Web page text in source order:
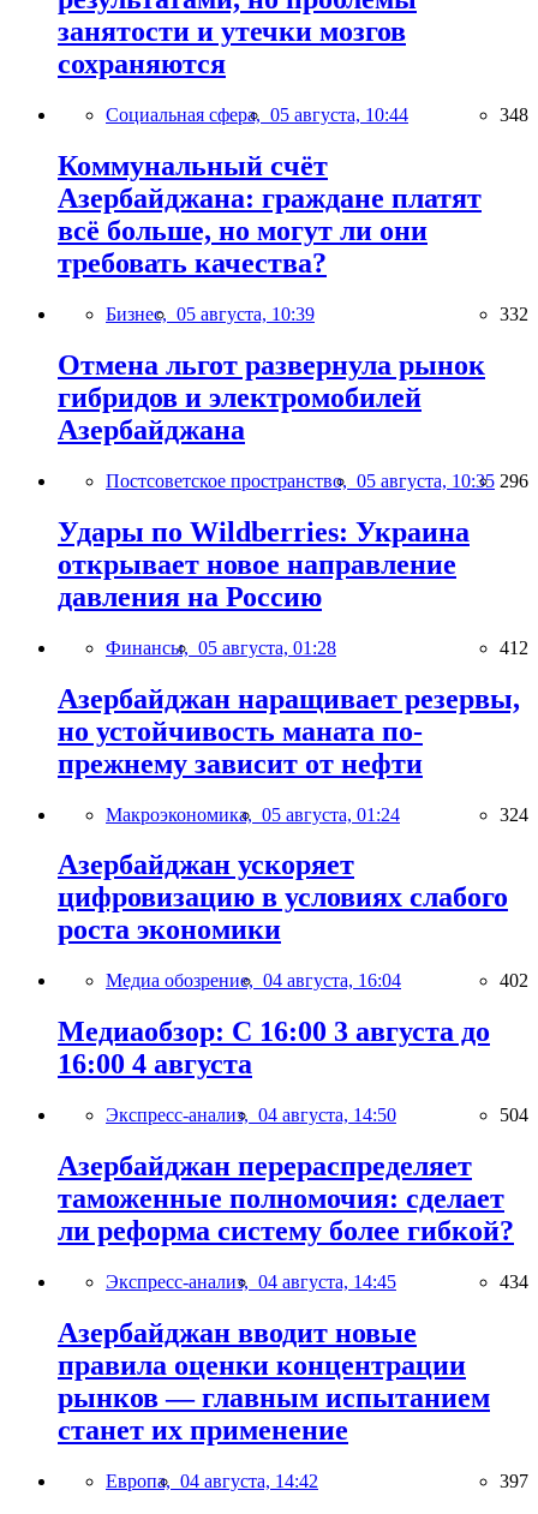
занятости и утечки мозгов
сохраняются
Социальная сфера, 05 августа, 10:44 348
Коммунальный счёт
Азербайджана: граждане платят
всё больше, но могут ли они
требовать качества?
Бизнес, 05 августа, 10:39 332
Отмена льгот развернула рынок
гибридов и электромобилей
Азербайджана
Постсоветское пространство, 05 августа, 10:35 296
Удары по Wildberries: Украина
открывает новое направление
давления на Россию
Финансы, 05 августа, 01:28 412
Азербайджан наращивает резервы,
но устойчивость маната по-
прежнему зависит от нефти
Макроэкономика, 05 августа, 01:24 324
Азербайджан ускоряет
цифровизацию в условиях слабого
роста экономики
Медиа обозрение, 04 августа, 16:04 402
Медиаобзор: С 16:00 3 августа до
16:00 4 августа
Экспресс-анализ, 04 августа, 14:50 504
Азербайджан перераспределяет
таможенные полномочия: сделает
ли реформа систему более гибкой?
Экспресс-анализ, 04 августа, 14:45 434
Азербайджан вводит новые
правила оценки концентрации
рынков — главным испытанием
станет их применение
Европа, 04 августа, 14:42 397